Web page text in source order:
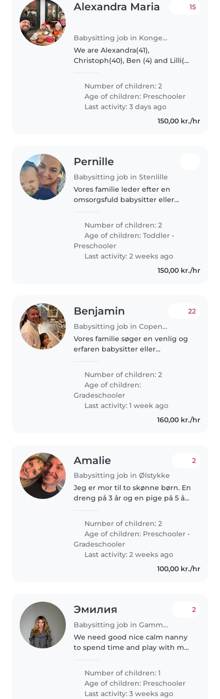
Alexandra Maria
Babysitting job in Kongens Lyngby
15
We are Alexandra(41),
Christoph(40), Ben (4) and Lilli(
to Kopenhagen end of July! As
we move without „ a village“, we
would love to have a reliable
and..
Number of children: 2
Age of children: Preschooler
Last activity: 3 days ago
150,00 kr./hr
Pernille
Babysitting job in Stenlille
Vores familie leder efter en
omsorgsfuld babysitter eller
drenge, der er fyldt med energi,
nysgerrighed og
snakkesalighed. Du skal være
tryg ved at lave..
Number of children: 2
Age of children:Toddler •
Preschooler
Last activity: 2 weeks ago
150,00 kr./hr
Benjamin
Babysitting job in Copenhagen
22
Vores familie søger en venlig og
erfaren babysitter eller
der er glad for madlavning og
huslige pligter. Jeg bor på..
Number of children: 2
Age of children:
Gradeschooler
Last activity: 1 week ago
160,00 kr./hr
Amalie
Babysitting job in Ølstykke
2
Jeg er mor til to skønne børn. En
dreng på 3 år og en pige på 5 år.
og møder mellem kl 5 og 20.
Nogle dage har jeg brug for at få
dem op og afleveret..
Number of children: 2
Age of children: Preschooler •
Gradeschooler
Last activity: 2 weeks ago
100,00 kr./hr
Эмилия
Babysitting job in Gammel Lejre
2
We need good nice calm nanny
to spend time and play with my
Number of children: 1
Age of children: Preschooler
Last activity: 3 weeks ago